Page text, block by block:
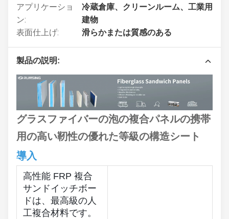
アプリケーショ
ン:
冷蔵倉庫、クリーンルーム、工業用
建物
表面仕上げ:
滑らかまたは質感のある
製品の説明:
グラスファイバーの泡の複合パネルの携帯
用の高い靭性の優れた等級の構造シート
導入
高性能 FRP 複合
サンドイッチボー
ドは、最高級の人
工複合材料です。